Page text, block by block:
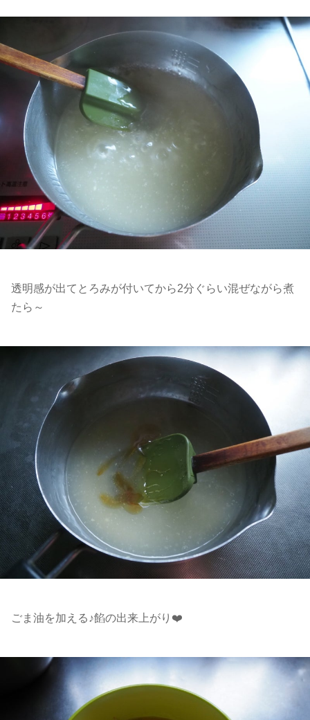
透明感が出てとろみが付いてから2分ぐらい混ぜながら煮
たら～
ごま油を加える♪餡の出来上がり❤️